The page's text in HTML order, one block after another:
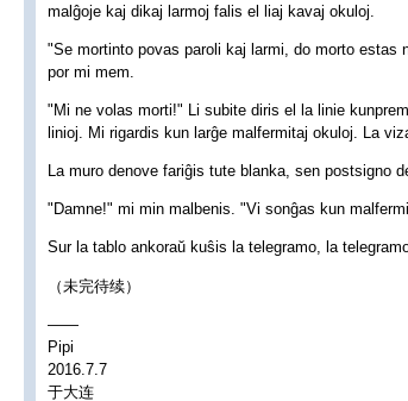
malĝoje kaj dikaj larmoj falis el liaj kavaj okuloj.
"Se mortinto povas paroli kaj larmi, do morto estas
por mi mem.
"Mi ne volas morti!" Li subite diris el la linie
linioj. Mi rigardis kun larĝe malfermitaj okuloj. La
La muro denove fariĝis tute blanka, sen postsigno
"Damne!" mi min malbenis. "Vi sonĝas kun
Sur la tablo ankoraŭ kuŝis la telegramo, la
（未完待续）
——
Pipi
2016.7.7
于大连